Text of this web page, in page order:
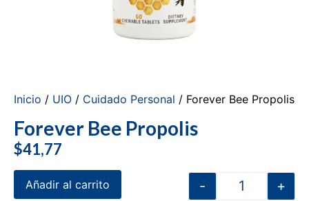
Inicio / UIO / Cuidado Personal / Forever Bee Propolis
Forever Bee Propolis
$41,77
- +
Añadir al carrito